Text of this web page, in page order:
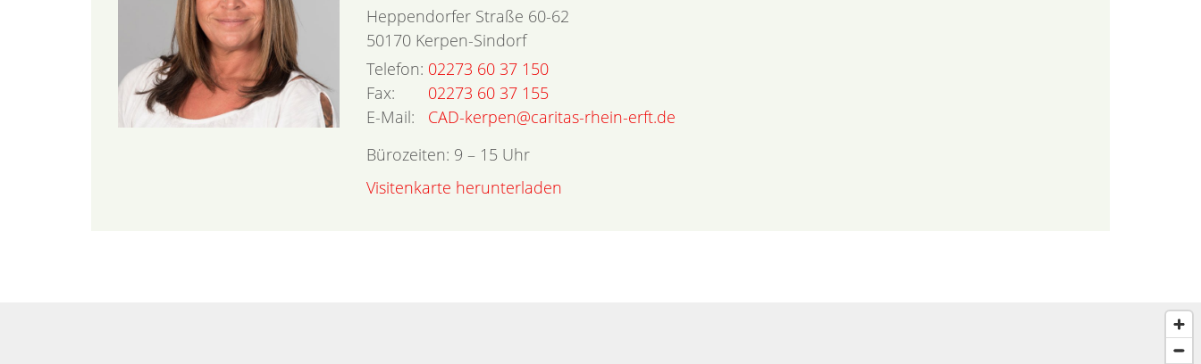
Heppendorfer Straße 60-62
50170 Kerpen-Sindorf
Telefon: 02273 60 37 150
Fax:
02273 60 37 155
E-Mail:
CAD-kerpen@caritas-rhein-erft.de
Bürozeiten: 9 – 15 Uhr
Visitenkarte herunterladen